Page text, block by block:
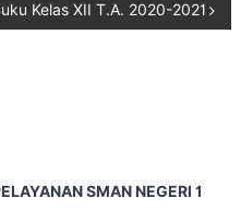
Kelas XII T.A. 2020-2021
SMAN NEGERI 1